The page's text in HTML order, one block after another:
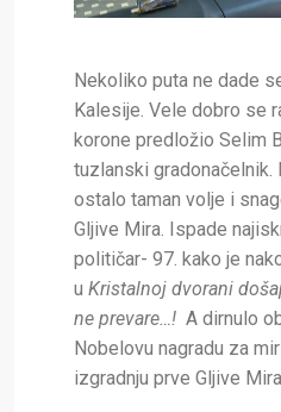
Nekoliko puta ne dade
Kalesije. Vele dobro se
korone predložio Selim
tuzlanski gradonačelnik.
ostalo taman volje i
Gljive Mira. Ispade
političar- 97. kako je
u Kristalnoj dvorani
ne prevare…! A dirnulo
Nobelovu nagradu za
izgradnju prve Gljive Mira